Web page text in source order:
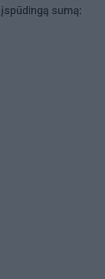
sumą: